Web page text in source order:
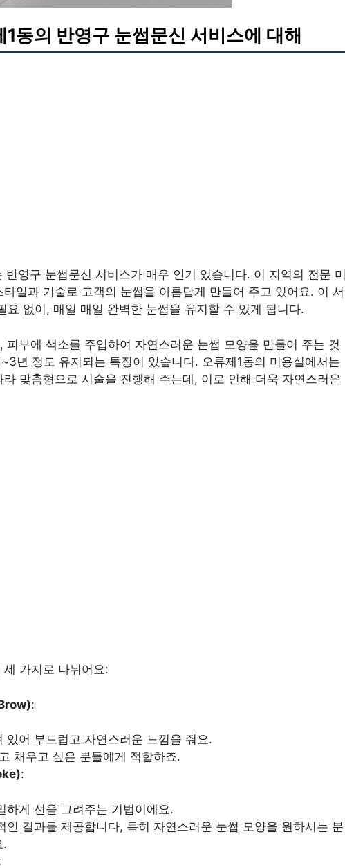
동의 반영구 눈썹문신 서비스에 대해
반영구 눈썹문신 서비스가 매우 인기 있습니다. 이 지역의 전문 미
일과 기술로 고객의 눈썹을 아름답게 만들어 주고 있어요. 이 서
요 없이, 매일 매일 완벽한 눈썹을 유지할 수 있게 됩니다.
피부에 색소를 주입하여 자연스러운 눈썹 모양을 만들어 주는 것
년 정도 유지되는 특징이 있습니다. 오류제1동의 미용실에서는
맞춤형으로 시술을 진행해 주는데, 이로 인해 더욱 자연스러운
가지로 나뉘어요:
:
있어 부드럽고 자연스러운 느낌을 줘요.
채우고 싶은 분들에게 적합하죠.
:
하게 선을 그려주는 기법이에요.
인 결과를 제공합니다, 특히 자연스러운 눈썹 모양을 원하시는 분
.